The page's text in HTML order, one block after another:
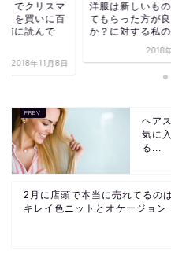
は新しいものを出し
らった方が良いの
に対する私の考え
アパレル
セール前
めの賢い買
ヘア
気に
る...
2月に店頭で本当に売れてるの
キレイ色ニットとオケージョン